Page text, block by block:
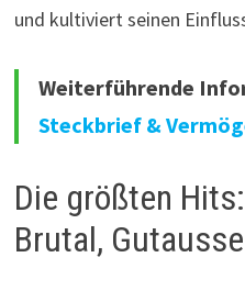
und kultiviert seinen
Weiterführende
Steckbrief &
Die größten
Brutal,